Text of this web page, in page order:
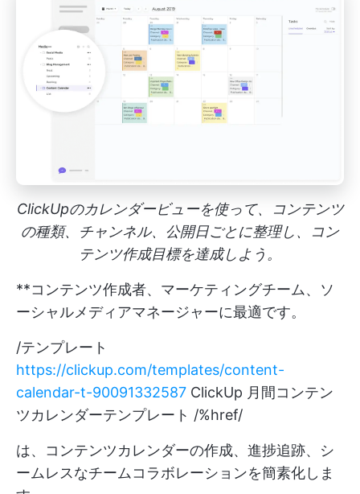
ClickUpのカレンダービューを使って、コンテンツ
の種類、チャンネル、公開日ごとに整理し、コン
テンツ作成目標を達成しよう。
**コンテンツ作成者、マーケティングチーム、ソ
ーシャルメディアマネージャーに最適です。
/テンプレート
https://clickup.com/templates/content-
calendar-t-90091332587 ClickUp 月間コンテン
ツカレンダーテンプレート /%href/
は、コンテンツカレンダーの作成、進捗追跡、シ
ームレスなチームコラボレーションを簡素化しま